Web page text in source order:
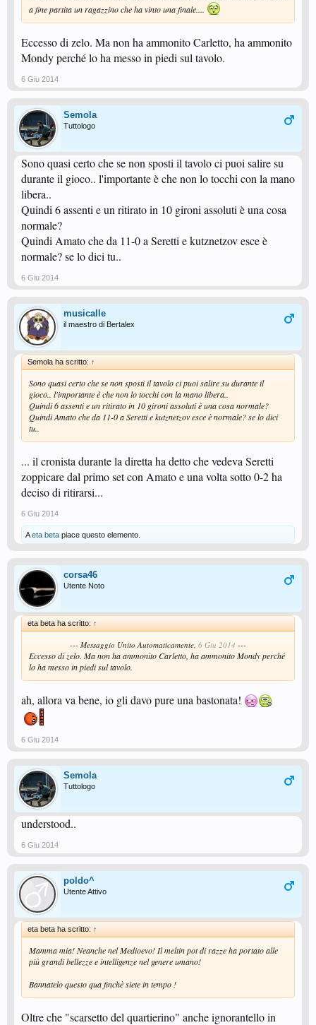
a fine partita un ragazzino che ha vinto una finale....
Eccesso di zelo. Ma non ha ammonito Carletto, ha ammonito
Mondy perché lo ha messo in piedi sul tavolo.
6 Giu 2014
Semola
Tuttologo
Sono quasi certo che se non sposti il tavolo ci puoi salire su
durante il gioco.. l'importante è che non lo tocchi con la mano
libera..
Quindi 6 assenti e un ritirato in 10 gironi assoluti è una cosa
normale?
Quindi Amato che da 11-0 a Seretti e kutznetzov esce è
normale? se lo dici tu..
6 Giu 2014
musicalle
il maestro di Bertalex
Semola ha scritto: ↑
Sono quasi certo che se non sposti il tavolo ci puoi salire su durante il
gioco.. l'importante è che non lo tocchi con la mano libera..
Quindi 6 assenti e un ritirato in 10 gironi assoluti è una cosa normale?
Quindi Amato che da 11-0 a Seretti e kutznetzov esce è normale? se lo dici
tu..
... il cronista durante la diretta ha detto che vedeva Seretti
zoppicare dal primo set con Amato e una volta sotto 0-2 ha
deciso di ritirarsi...
6 Giu 2014
Aeta beta piace questo elemento.
corsa46
Utente Noto
eta beta ha scritto: ↑
--- Messaggio Unito Automaticamente, 6 Giu 2014 ---
Eccesso di zelo. Ma non ha ammonito Carletto, ha ammonito Mondy perché
lo ha messo in piedi sul tavolo.
ah, allora va bene, io gli davo pure una bastonata!
6 Giu 2014
Semola
Tuttologo
understood..
6 Giu 2014
poldo^
Utente Attivo
eta beta ha scritto: ↑
Mamma mia! Neanche nel Medioevo! Il meltin pot di razze ha portato alle
più grandi bellezze e intelligenze nel genere umano!
Bannatelo questo qua finchè siete in tempo !
Oltre che "scarsetto del quartierino" anche ignorantello in